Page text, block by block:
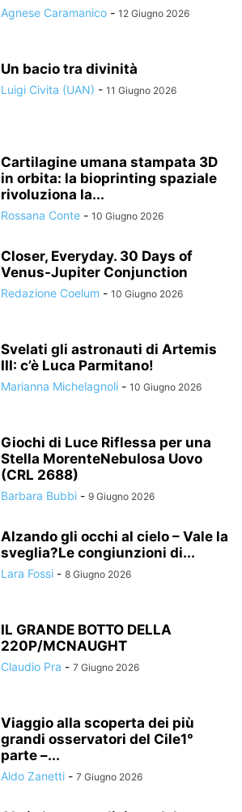
Agnese Caramanico - 12 Giugno 2026
Un bacio tra divinità
Luigi Civita (UAN) - 11 Giugno 2026
Cartilagine umana stampata 3D
in orbita: la bioprinting spaziale
rivoluziona la...
Rossana Conte - 10 Giugno 2026
Closer, Everyday. 30 Days of
Venus-Jupiter Conjunction
Redazione Coelum - 10 Giugno 2026
Svelati gli astronauti di Artemis
III: c’è Luca Parmitano!
Marianna Michelagnoli - 10 Giugno 2026
Giochi di Luce Riflessa per una
Stella MorenteNebulosa Uovo
(CRL 2688)
Barbara Bubbi - 9 Giugno 2026
Alzando gli occhi al cielo – Vale la
sveglia?Le congiunzioni di...
Lara Fossi - 8 Giugno 2026
IL GRANDE BOTTO DELLA
220P/MCNAUGHT
Claudio Pra - 7 Giugno 2026
Viaggio alla scoperta dei più
grandi osservatori del Cile1°
parte –...
Aldo Zanetti - 7 Giugno 2026